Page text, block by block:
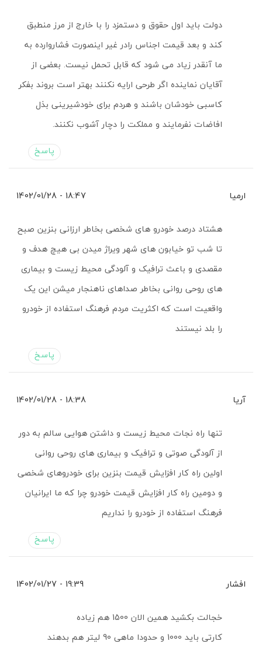
دولت باید اول حقوق و دستمزد را با خارج از مرز منطبق
کند و بعد قیمت اجناس رادر غیر اینصورت فشاروارده به
ما آنقدر زیاد می شود که قابل تحمل نیست. بعضی از
آقایان نماینده اگر طرحی ارایه نکنند بهتر است بروند بفکر
کاسبی خودشان باشند و هردم برای خودشیرینی بذل
افاضات نفرمایند و مملکت را دچار آشوب نکنند.
پاسخ
ارمیا 18:47 - 1402/01/28
هشتاد درصد خودرو های شخصی بخاطر ارزانی بنزین صبح
تا شب تو خیابون های شهر ویراژ میدن بی هیچ هدف و
مقصدی و باعث ترافیک و آلودگی محیط زیست و بیماری
های روحی روانی بخاطر صداهای ناهنجار میشن این یک
واقعیت است که اکثریت مردم فرهنگ استفاده از خودرو
را بلد نیستند
پاسخ
آریا 18:38 - 1402/01/28
تنها راه نجات محیط زیست و داشتن هوایی سالم به دور
از آلودگی صوتی و ترافیک و بیماری های روحی روانی
اولین راه کار افزایش قیمت بنزین برای خودروهای شخصی
و دومین راه کار افزایش قیمت خودرو چرا که ما ایرانیان
فرهنگ استفاده از خودرو را نداریم
پاسخ
افشار 19:39 - 1402/01/27
خجالت بکشید همین الان 1500 هم زیاده
کارتی باید 1000 و حدودا ماهی 90 لیتر هم بدهند